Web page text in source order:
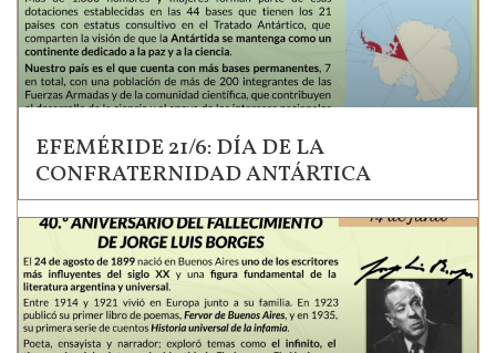
EFEMÉRIDE 21/6: DÍA DE LA
CONFRATERNIDAD ANTÁRTICA